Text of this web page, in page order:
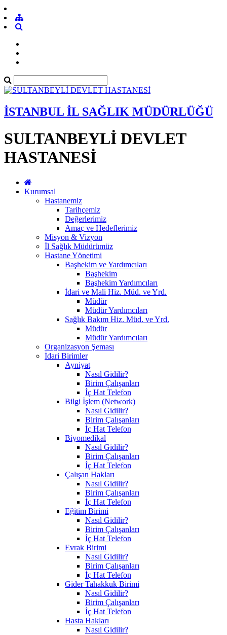
İSTANBUL İL SAĞLIK MÜDÜRLÜĞÜ
SULTANBEYLİ DEVLET
HASTANESİ
Kurumsal
Hastanemiz
Tarihçemiz
Değerlerimiz
Amaç ve Hedeflerimiz
Misyon & Vizyon
İl Sağlık Müdürümüz
Hastane Yönetimi
Başhekim ve Yardımcıları
Başhekim
Başhekim Yardımcıları
İdari ve Mali Hiz. Müd. ve Yrd.
Müdür
Müdür Yardımcıları
Sağlık Bakım Hiz. Müd. ve Yrd.
Müdür
Müdür Yardımcıları
Organizasyon Şeması
İdari Birimler
Ayniyat
Nasıl Gidilir?
Birim Çalışanları
İç Hat Telefon
Bilgi İşlem (Network)
Nasıl Gidilir?
Birim Çalışanları
İç Hat Telefon
Biyomedikal
Nasıl Gidilir?
Birim Çalışanları
İç Hat Telefon
Çalışan Hakları
Nasıl Gidilir?
Birim Çalışanları
İç Hat Telefon
Eğitim Birimi
Nasıl Gidilir?
Birim Çalışanları
İç Hat Telefon
Evrak Birimi
Nasıl Gidilir?
Birim Çalışanları
İç Hat Telefon
Gider Tahakkuk Birimi
Nasıl Gidilir?
Birim Çalışanları
İç Hat Telefon
Hasta Hakları
Nasıl Gidilir?